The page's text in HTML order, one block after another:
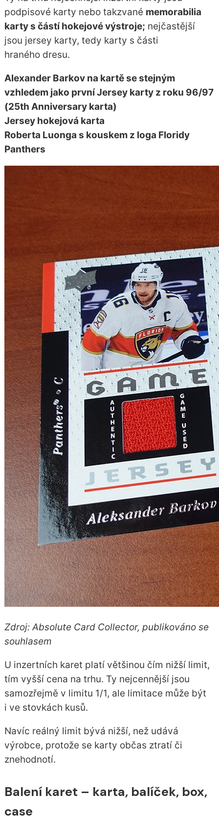
podpisové karty nebo takzvané memorabilia
karty s částí hokejové výstroje; nejčastější
jsou jersey karty, tedy karty s části
hraného dresu.
Alexander Barkov na kartě se stejným
vzhledem jako první Jersey karty z roku 96/97
(25th Anniversary karta)
Jersey hokejová karta
Roberta Luonga s kouskem z loga Floridy
Panthers
Zdroj: Absolute Card Collector, publikováno se
souhlasem
U inzertních karet platí většinou čím nižší limit,
tím vyšší cena na trhu. Ty nejcennější jsou
samozřejmě v limitu 1/1, ale limitace může být
i ve stovkách kusů.
Navíc reálný limit bývá nižší, než udává
výrobce, protože se karty občas ztratí či
znehodnotí.
Balení karet – karta, balíček, box,
case